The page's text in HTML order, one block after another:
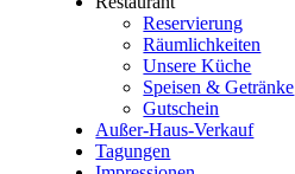
Reservierung
Räumlichkeiten
Unsere Küche
Speisen & Getränke
Gutschein
Außer-Haus-Verkauf
Tagungen